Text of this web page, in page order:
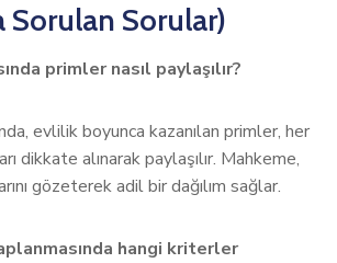
Sorulan Sorular)
primler nasıl paylaşılır?
evlilik boyunca kazanılan primler, her
dikkate alınarak paylaşılır. Mahkeme,
gözeterek adil bir dağılım sağlar.
hangi kriterler